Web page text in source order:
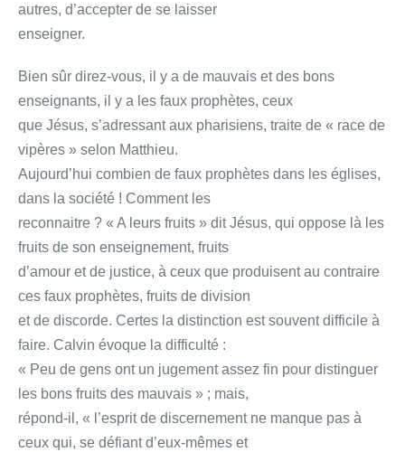
autres, d’accepter de se laisser
enseigner.
Bien sûr direz-vous, il y a de mauvais et des bons
enseignants, il y a les faux prophètes, ceux
que Jésus, s’adressant aux pharisiens, traite de « race de
vipères » selon Matthieu.
Aujourd’hui combien de faux prophètes dans les églises,
dans la société ! Comment les
reconnaitre ? « A leurs fruits » dit Jésus, qui oppose là les
fruits de son enseignement, fruits
d’amour et de justice, à ceux que produisent au contraire
ces faux prophètes, fruits de division
et de discorde. Certes la distinction est souvent difficile à
faire. Calvin évoque la difficulté :
« Peu de gens ont un jugement assez fin pour distinguer
les bons fruits des mauvais » ; mais,
répond-il, « l’esprit de discernement ne manque pas à
ceux qui, se défiant d’eux-mêmes et